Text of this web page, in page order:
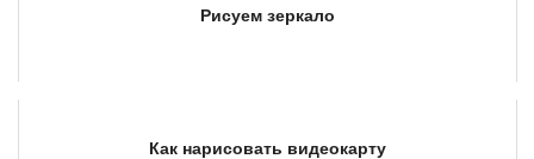
Рисуем зеркало
Как нарисовать видеокарту